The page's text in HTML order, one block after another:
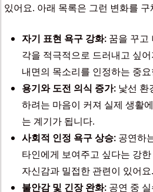
있어요. 아래 목록은 그런 변화를
자기 표현 욕구 강화: 꿈을 꾸고
각을 적극적으로 드러내고 싶
내면의 목소리를 인정하는 중
용기와 도전 의식 증가: 낯선 환
하려는 마음이 커져 실제 생활
는 계기가 됩니다.
사회적 인정 욕구 상승: 공연하
타인에게 보여주고 싶다는 강
자신감과 밀접한 관련이 있어요.
불안감 및 긴장 완화: 공연 중